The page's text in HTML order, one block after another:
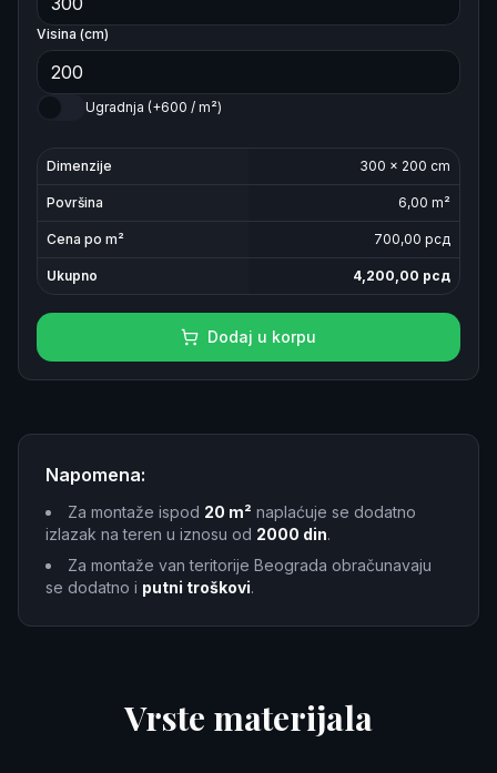
Visina (cm)
Ugradnja (+600 / m²)
Dimenzije 300 × 200 cm
Površina 6,00 m²
Cena po m² 700,00 рсд
Ukupno 4,200,00 рсд
Dodaj u korpu
Napomena:
Za montaže ispod 20 m² naplaćuje se dodatno
izlazak na teren u iznosu od 2000 din.
Za montaže van teritorije Beograda obračunavaju
se dodatno i putni troškovi.
Vrste materijala